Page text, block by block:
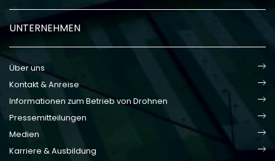
UNTERNEHMEN
Über uns
Kontakt & Anreise
Informationen zum Betrieb von Drohnen
Pressemitteilungen
Medien
Karriere & Ausbildung